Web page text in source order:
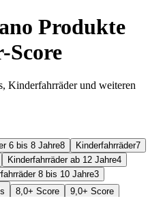
Produkte
Score
Kinderfahrräder und weiteren
6 bis 8 Jahre8 Kinderfahrräder7
Kinderfahrräder ab 12 Jahre4
8 bis 10 Jahre3
8,0+ Score
9,0+ Score